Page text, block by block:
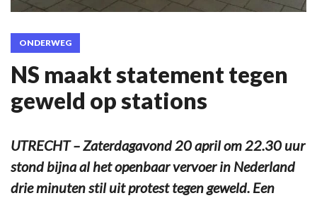
ONDERWEG
NS maakt statement tegen
geweld op stations
UTRECHT – Zaterdagavond 20 april om 22.30 uur
stond bijna al het openbaar vervoer in Nederland
drie minuten stil uit protest tegen geweld. Een